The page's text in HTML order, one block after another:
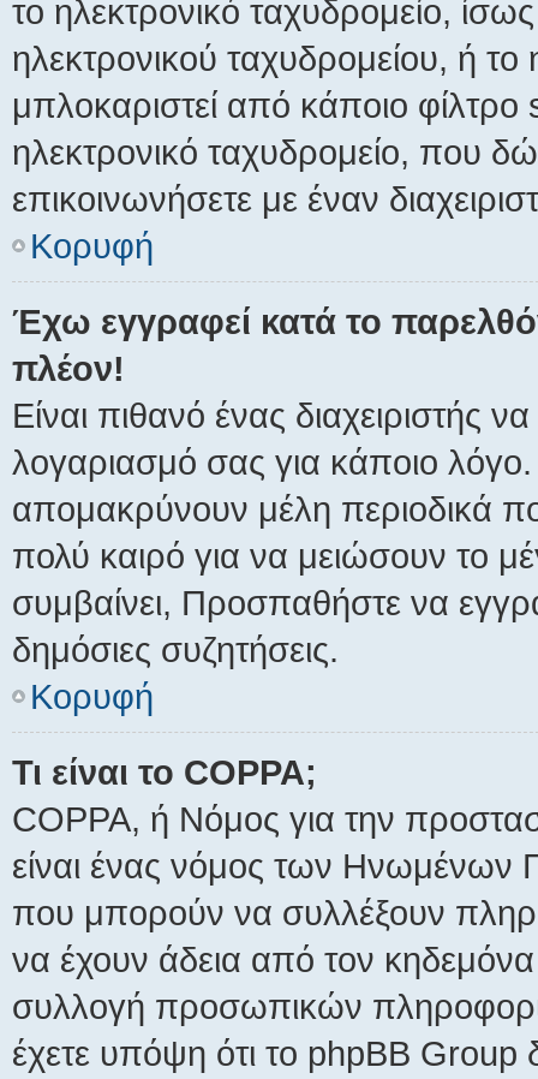
το ηλεκτρονικό ταχυδρομείο,
ηλεκτρονικού ταχυδρομείου, ή το
μπλοκαριστεί από κάποιο φίλτρο
ηλεκτρονικό ταχυδρομείο, που
επικοινωνήσετε με έναν
Κορυφή
Έχω εγγραφεί κατά το
πλέον!
Είναι πιθανό ένας διαχειριστής
λογαριασμό σας για κάποιο
απομακρύνουν μέλη περιοδικά
πολύ καιρό για να μειώσουν το
συμβαίνει, Προσπαθήστε να
δημόσιες συζητήσεις.
Κορυφή
Τι είναι το COPPA;
COPPA, ή Νόμος για την
είναι ένας νόμος των Ηνωμένων
που μπορούν να συλλέξουν
να έχουν άδεια από τον κηδεμόνα
συλλογή προσωπικών
έχετε υπόψη ότι το phpBB